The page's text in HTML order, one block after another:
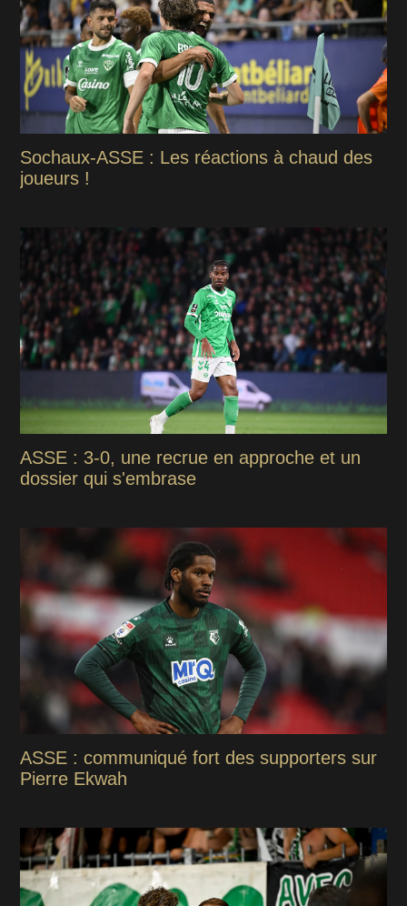
Sochaux-ASSE : Les réactions à chaud des
joueurs !
ASSE : 3-0, une recrue en approche et un
dossier qui s'embrase
ASSE : communiqué fort des supporters sur
Pierre Ekwah